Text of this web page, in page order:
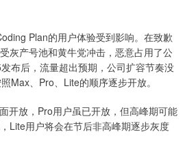
Plan的用户体验受到影响。在致歉
灰产号池和黄牛党冲击，恶意占用了公
布后，流量超出预期，公司扩容节奏没
Max、Pro、Lite的顺序逐步开放。
放，Pro用户虽已开放，但高峰期可能
Lite用户将会在节后非高峰期逐步灰度